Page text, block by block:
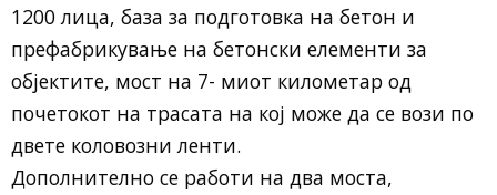
1200 лица, база за подготовка на бетон и
префабрикување на бетонски елементи за
објектите, мост на 7- миот километар од
почетокот на трасата на кој може да се вози по
двете коловозни ленти.
Дополнително се работи на два моста,